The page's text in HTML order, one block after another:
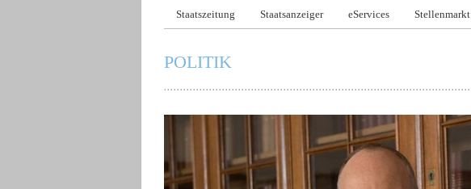
Staatszeitung Staatsanzeiger eServices Stellenmarkt
POLITIK